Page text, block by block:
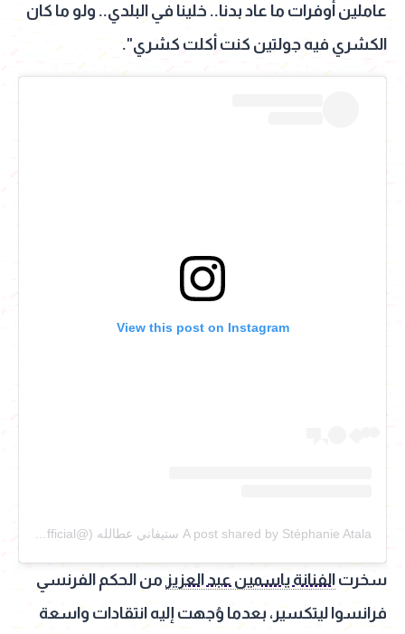
عاملين أوفرات ما عاد بدنا.. خلينا في البلدي.. ولو ما كان
الكشري فيه جولتين كنت أكلت كشري".
View this post on Instagram
سخرت الفنانة ياسمين عبد العزيز من الحكم الفرنسي
فرانسوا ليتكسير، بعدما وُجهت إليه انتقادات واسعة